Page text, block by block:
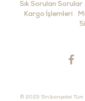
Sık Sorulan Sorular
Kargo İşlemleri
© 2023 5in1canpolat Tüm